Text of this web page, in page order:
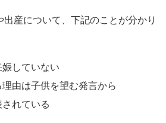
産について、下記のことが分かり
していない
由は子供を望む発言から
れている